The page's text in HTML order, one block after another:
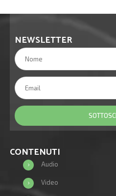
NEWSLETTER
CONTENUTI
Audio
Video